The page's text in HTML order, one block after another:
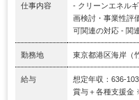
仕事内容
- クリーンエネル
画検討・事業性評
可関連の対応 - 関
勤務地 東京都港区海岸（
給与
想定年収：636-
賞与＋各種支援金